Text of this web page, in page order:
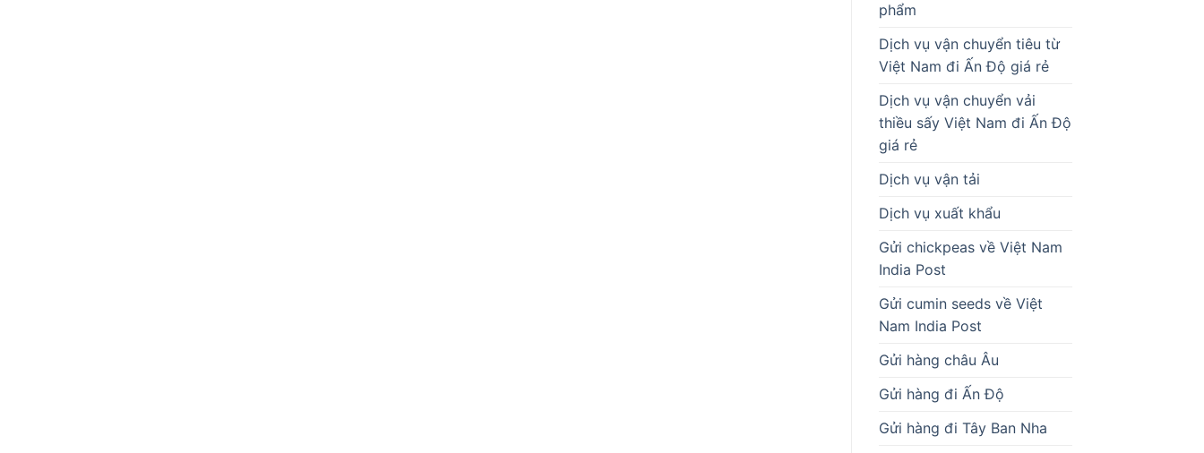
phẩm
Dịch vụ vận chuyển tiêu từ
Việt Nam đi Ấn Độ giá rẻ
Dịch vụ vận chuyển vải
thiều sấy Việt Nam đi Ấn Độ
giá rẻ
Dịch vụ vận tải
Dịch vụ xuất khẩu
Gửi chickpeas về Việt Nam
India Post
Gửi cumin seeds về Việt
Nam India Post
Gửi hàng châu Âu
Gửi hàng đi Ấn Độ
Gửi hàng đi Tây Ban Nha